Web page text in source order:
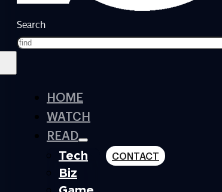
Search
HOME
WATCH
READ
Tech
Biz
CONTACT